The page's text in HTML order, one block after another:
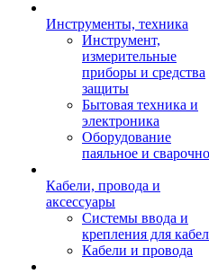
Инструменты, техника
Инструмент,
измерительные
приборы и средства
защиты
Бытовая техника и
электроника
Оборудование
паяльное и
Кабели, провода и
аксессуары
Системы ввода и
крепления для
Кабели и провода